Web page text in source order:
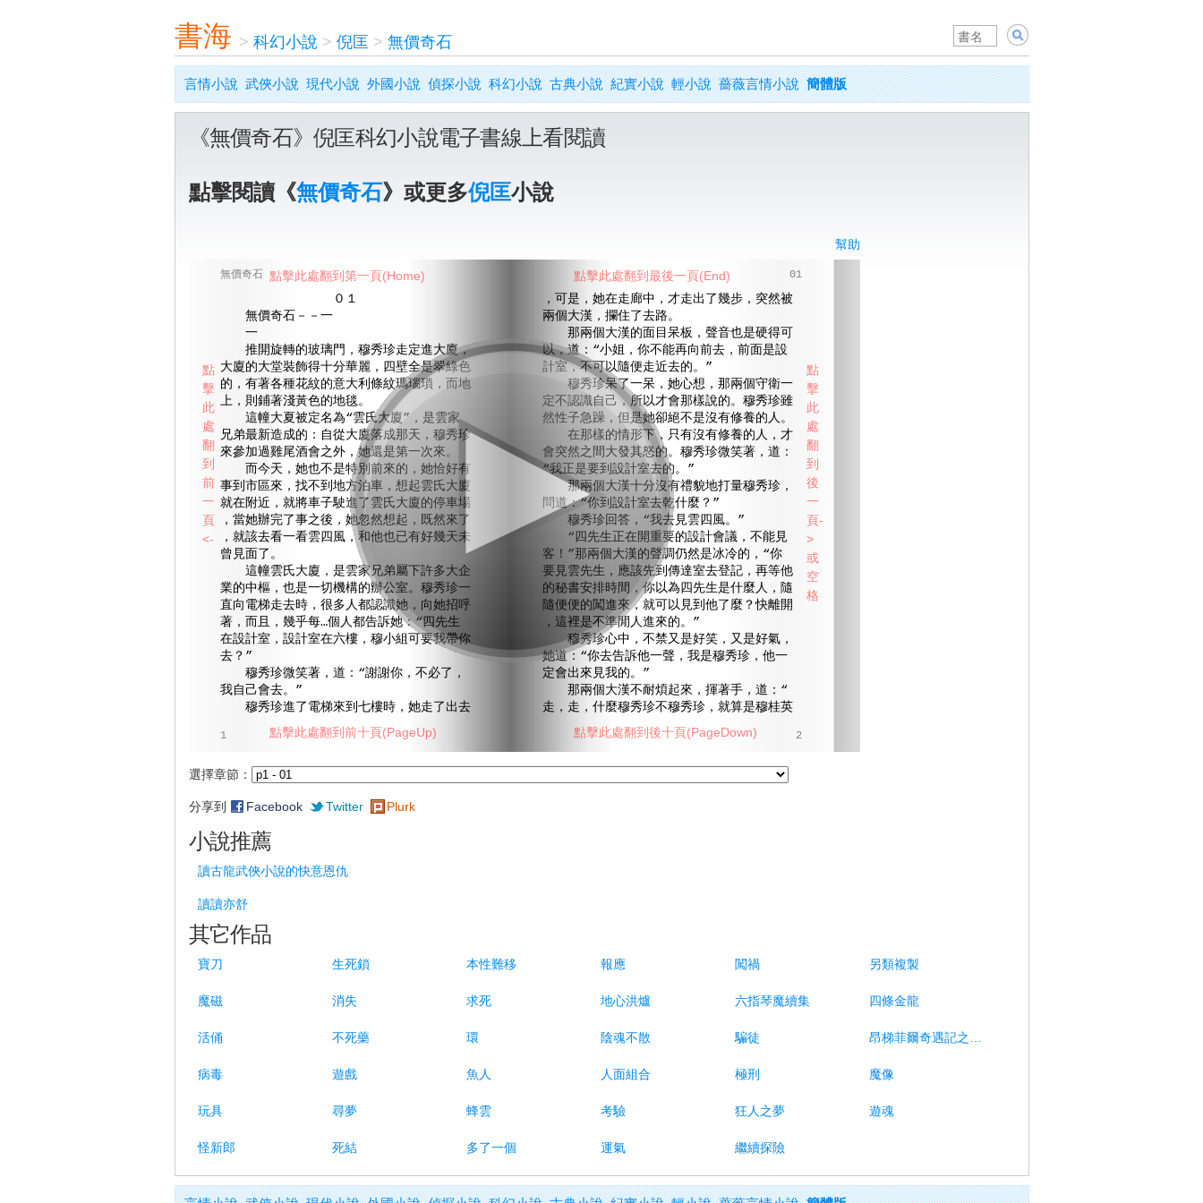
書海 > 科幻小說 > 倪匡 > 無價奇石
言情小說 武俠小說 現代小說 外國小說 偵探小說 科幻小說 古典小說 紀實小說 輕小說 薔薇言情小說 簡體版
《無價奇石》倪匡科幻小說電子書線上看閱讀
點擊閱讀《無價奇石》或更多倪匡小說
幫助
無價奇石 01
０１
無價奇石－－一
一
推開旋轉的玻璃門，穆秀珍走定進大廈，
大廈的大堂裝飾得十分華麗，四壁全是翠綠色
的，有著各種花紋的意大利條紋瑪瑙瑣，而地
上，則鋪著淺黃色的地毯。
這幢大夏被定名為“雲氏大廈”，是雲家
兄弟最新造成的：自從大廈落成那天，穆秀珍
來參加過雞尾酒會之外，她還是第一次來。
而今天，她也不是特別前來的，她恰好有
事到市區來，找不到地方泊車，想起雲氏大廈
就在附近，就將車子駛進了雲氏大廈的停車場
，當她辦完了事之後，她忽然想起，既然來了
，就該去看一看雲四風，和他也已有好幾天未
曾見面了。
這幢雲氏大廈，是雲家兄弟屬下許多大企
業的中樞，也是一切機構的辦公室。穆秀珍一
直向電梯走去時，很多人都認識她，向她招呼
著，而且，幾乎每…個人都告訴她：“四先生
在設計室，設計室在六樓，穆小組可要我帶你
去？”
穆秀珍微笑著，道：“謝謝你，不必了，
我自己會去。”
穆秀珍進了電梯來到七樓時，她走了出去
，可是，她在走廊中，才走出了幾步，突然被
兩個大漢，攔住了去路。
那兩個大漢的面目呆板，聲音也是硬得可
以，道：“小姐，你不能再向前去，前面是設
計室，不可以隨便走近去的。”
穆秀珍呆了一呆，她心想，那兩個守衛一
定不認識自己，所以才會那樣說的。穆秀珍雖
然性子急躁，但是她卻絕不是沒有修養的人。
在那樣的情形下，只有沒有修養的人，才
會突然之間大發其怒的。穆秀珍微笑著，道：
“我正是要到設計室去的。”
那兩個大漢十分沒有禮貌地打量穆秀珍，
問道：“你到設計室去乾什麼？”
穆秀珍回答，“我去見雲四風。”
“四先生正在開重要的設計會議，不能見
客！”那兩個大漢的聲調仍然是冰冷的，“你
要見雲先生，應該先到傳達室去登記，再等他
的秘書安排時間，你以為四先生是什麼人，隨
隨便便的闖進來，就可以見到他了麼？快離開
，這裡是不準閒人進來的。”
穆秀珍心中，不禁又是好笑，又是好氣，
她道：“你去告訴他一聲，我是穆秀珍，他一
定會出來見我的。”
那兩個大漢不耐煩起來，揮著手，道：“
走，走，什麼穆秀珍不穆秀珍，就算是穆桂英
1 2
選擇章節：
分享到 Facebook Twitter Plurk
點擊此處翻到第一頁(Home) 點擊此處翻到最後一頁(End)
點擊此處翻到前十頁(PageUp) 點擊此處翻到後十頁(PageDown)
點
擊
此
處
翻
到
前
一
頁
<-
點
擊
此
處
翻
到
後
一
頁-
>
或
空
格
小說推薦
讀古龍武俠小說的快意恩仇
讀讀亦舒
其它作品
寶刀 生死鎖 本性難移 報應 闖禍 另類複製
魔磁 消失 求死 地心洪爐 六指琴魔續集 四條金龍
活俑 不死藥 環 陰魂不散 騙徒
病毒 遊戲 魚人 人面組合 極刑 魔像
玩具 尋夢 蜂雲 考驗 狂人之夢 遊魂
怪新郎 死結 多了一個 運氣 繼續探險